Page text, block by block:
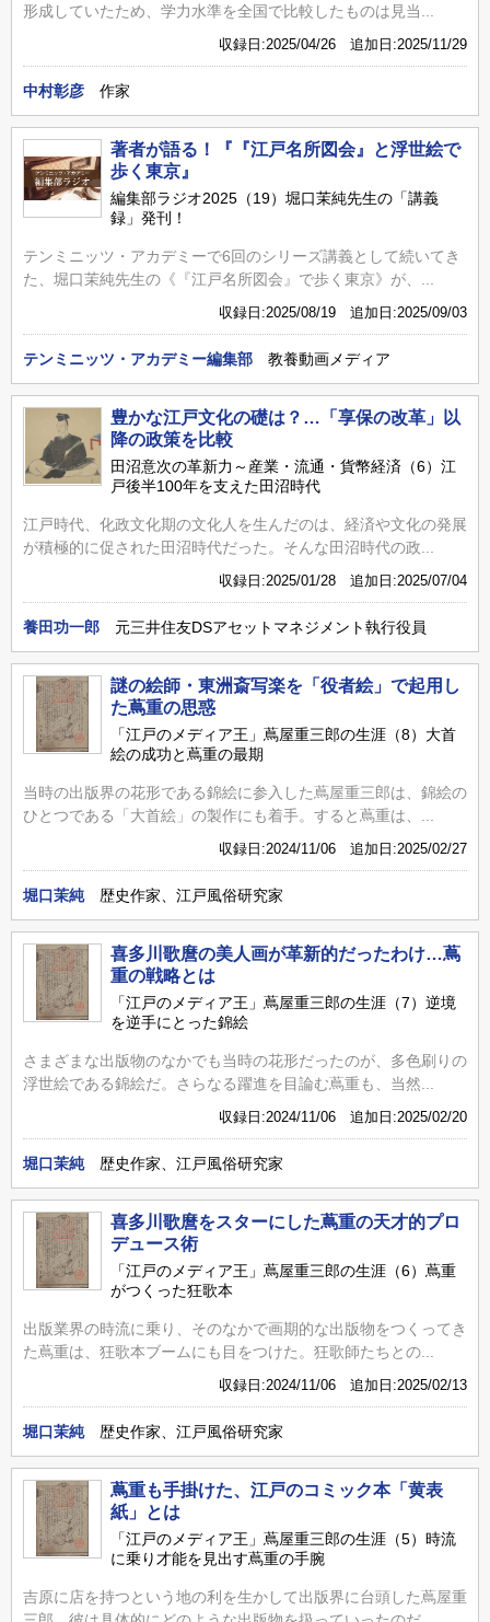
形成していたため、学力水準を全国で比較したものは見当...
収録日:2025/04/26 追加日:2025/11/29
中村彰彦 作家
著者が語る！『『江戸名所図会』と浮世絵で
歩く東京』
編集部ラジオ2025（19）堀口茉純先生の「講義
録」発刊！
テンミニッツ・アカデミーで6回のシリーズ講義として続いてき
た、堀口茉純先生の《『江戸名所図会』で歩く東京》が、...
収録日:2025/08/19 追加日:2025/09/03
テンミニッツ・アカデミー編集部 教養動画メディア
豊かな江戸文化の礎は？…「享保の改革」以
降の政策を比較
田沼意次の革新力～産業・流通・貨幣経済（6）江
戸後半100年を支えた田沼時代
江戸時代、化政文化期の文化人を生んだのは、経済や文化の発展
が積極的に促された田沼時代だった。そんな田沼時代の政...
収録日:2025/01/28 追加日:2025/07/04
養田功一郎 元三井住友DSアセットマネジメント執行役員
謎の絵師・東洲斎写楽を「役者絵」で起用し
た蔦重の思惑
「江戸のメディア王」蔦屋重三郎の生涯（8）大首
絵の成功と蔦重の最期
当時の出版界の花形である錦絵に参入した蔦屋重三郎は、錦絵の
ひとつである「大首絵」の製作にも着手。すると蔦重は、...
収録日:2024/11/06 追加日:2025/02/27
堀口茉純 歴史作家、江戸風俗研究家
喜多川歌麿の美人画が革新的だったわけ…蔦
重の戦略とは
「江戸のメディア王」蔦屋重三郎の生涯（7）逆境
を逆手にとった錦絵
さまざまな出版物のなかでも当時の花形だったのが、多色刷りの
浮世絵である錦絵だ。さらなる躍進を目論む蔦重も、当然...
収録日:2024/11/06 追加日:2025/02/20
堀口茉純 歴史作家、江戸風俗研究家
喜多川歌麿をスターにした蔦重の天才的プロ
デュース術
「江戸のメディア王」蔦屋重三郎の生涯（6）蔦重
がつくった狂歌本
出版業界の時流に乗り、そのなかで画期的な出版物をつくってき
た蔦重は、狂歌本ブームにも目をつけた。狂歌師たちとの...
収録日:2024/11/06 追加日:2025/02/13
堀口茉純 歴史作家、江戸風俗研究家
蔦重も手掛けた、江戸のコミック本「黄表
紙」とは
「江戸のメディア王」蔦屋重三郎の生涯（5）時流
に乗り才能を見出す蔦重の手腕
吉原に店を持つという地の利を生かして出版界に台頭した蔦屋重